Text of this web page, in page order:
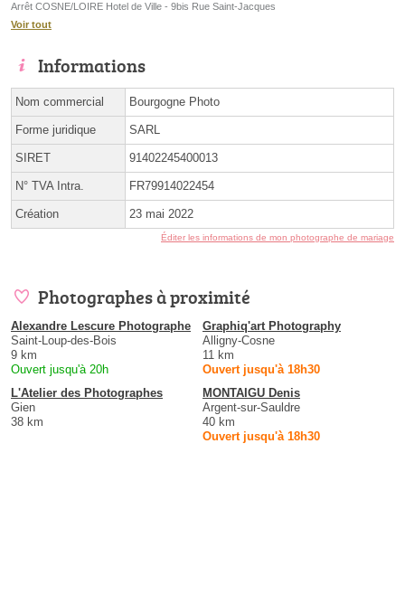
Arrêt COSNE/LOIRE Hotel de Ville - 9bis Rue Saint-Jacques
Voir tout
Informations
Nom commercial Bourgogne Photo
Forme juridique SARL
SIRET 91402245400013
N° TVA Intra. FR79914022454
Création 23 mai 2022
Éditer les informations de mon photographe de mariage
Photographes à proximité
Alexandre Lescure Photographe
Saint-Loup-des-Bois
9 km
Ouvert jusqu'à 20h
Graphiq'art Photography
Alligny-Cosne
11 km
Ouvert jusqu'à 18h30
L'Atelier des Photographes
Gien
38 km
MONTAIGU Denis
Argent-sur-Sauldre
40 km
Ouvert jusqu'à 18h30